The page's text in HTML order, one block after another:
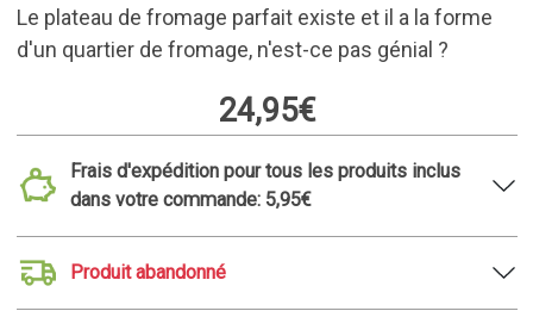
Le plateau de fromage parfait existe et il a la forme
d'un quartier de fromage, n'est-ce pas génial ?
24,95€
Frais d'expédition pour tous les produits inclus
dans votre commande: 5,95€
Produit abandonné